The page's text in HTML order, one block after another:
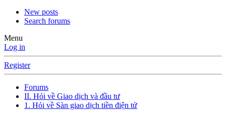
New posts
Search forums
Menu
Log in
Register
Forums
II. Hỏi về Giao dịch và đầu tư
1. Hỏi về Sàn giao dịch tiền điện tử